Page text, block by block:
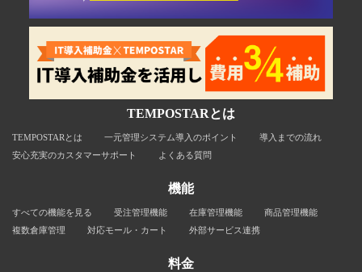
TEMPOSTARとは
TEMPOSTARとは 一元管理システム導入のポイント
導入までの流れ
安心充実のカスタマーサポート
よくある質問
機能
すべての機能を見る 受注管理機能 在庫管理機能
商品管理機能
複数倉庫管理
対応モール・カート 外部サービス連携
料金